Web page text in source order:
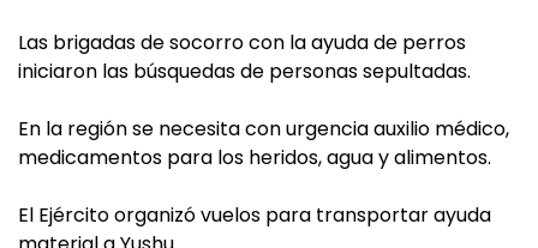
Las brigadas de socorro con la ayuda de perros
iniciaron las búsquedas de personas sepultadas.
En la región se necesita con urgencia auxilio médico,
medicamentos para los heridos, agua y alimentos.
El Ejército organizó vuelos para transportar ayuda